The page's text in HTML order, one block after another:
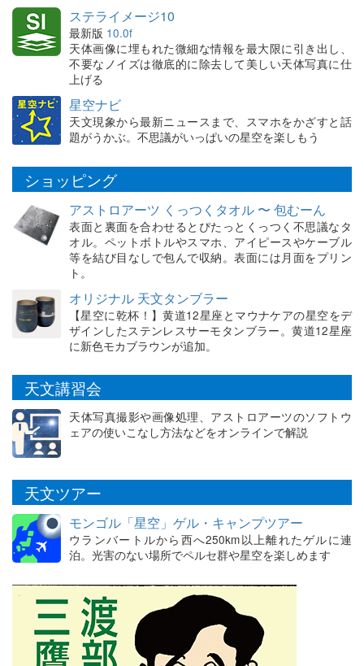
ステライメージ10
最新版 10.0f
天体画像に埋もれた微細な情報を最大限に引き出し、
不要なノイズは徹底的に除去して美しい天体写真に仕
上げる
星空ナビ
天文現象から最新ニュースまで、スマホをかざすと話
題がうかぶ。不思議がいっぱいの星空を楽しもう
ショッピング
アストロアーツ くっつくタオル 〜 包むーん
表面と裏面を合わせるとぴたっとくっつく不思議なタ
オル。ペットボトルやスマホ、アイピースやケーブル
等を結び目なしで包んで収納。表面には月面をプリン
ト。
オリジナル 天文タンブラー
【星空に乾杯！】黄道12星座とマウナケアの星空をデ
ザインしたステンレスサーモタンブラー。黄道12星座
に新色モカブラウンが追加。
天文講習会
天体写真撮影や画像処理、アストロアーツのソフトウ
ェアの使いこなし方法などをオンラインで解説
天文ツアー
モンゴル「星空」ゲル・キャンプツアー
ウランバートルから西へ250km以上離れたゲルに連
泊。光害のない場所でペルセ群や星空を楽しめます